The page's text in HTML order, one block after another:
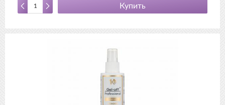
Купить